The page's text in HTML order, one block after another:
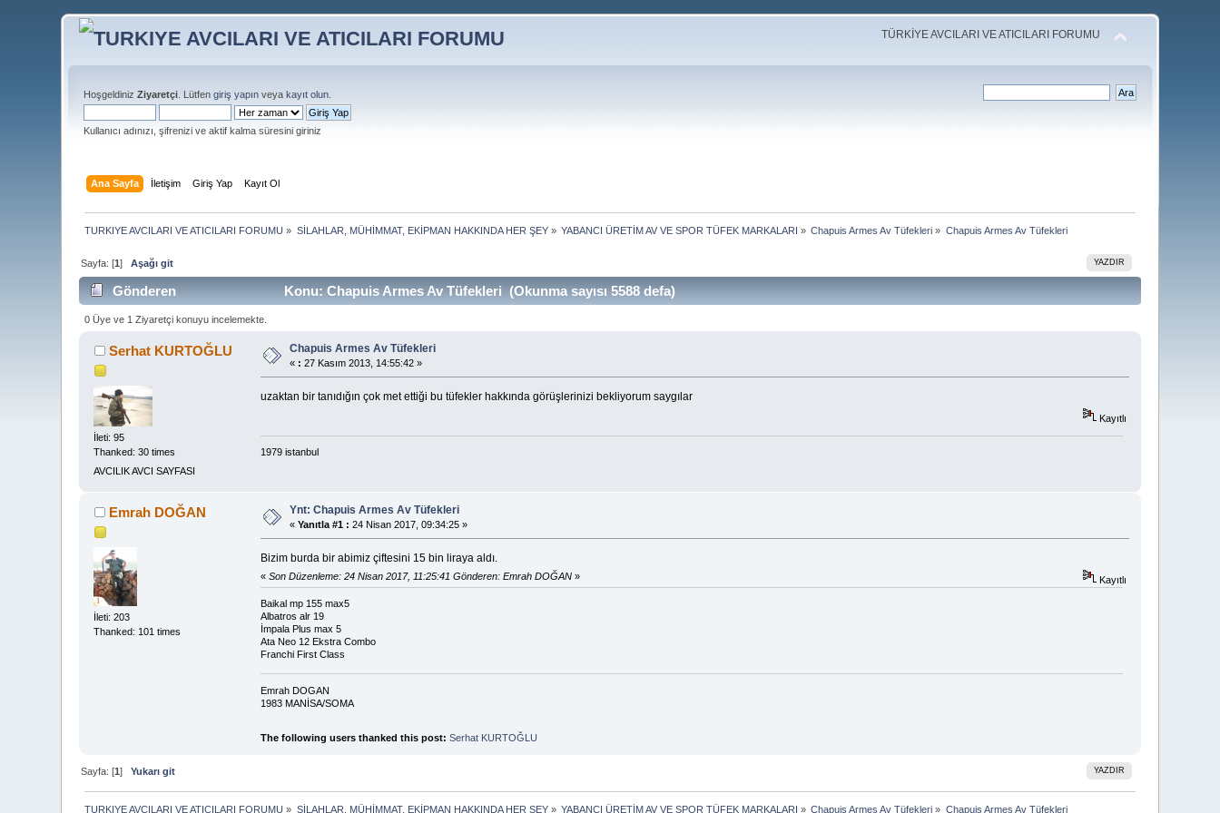
TÜRKİYE AVCILARI VE ATICILARI FORUMU
HoşgeldinizZiyaretçi . Lütfengiriş yapın veyakayıt olun
Kullanıcı adınızı, şifrenizi ve aktif kalma süresini giriniz
Ana Sayfa İletişim Giriş Yap Kayıt Ol
TURKIYE AVCILARI VE ATICILARI FORUMU » SİLAHLAR, MÜHİMMAT, EKİPMAN HAKKINDA HER ŞEY» YABANCI ÜRETİM AV VE SPOR TÜFEK MARKALARI » Chapuis Armes Av Tüfekleri » Chapuis Armes Av Tüfekleri
YAZDIR
Sayfa: [1]Aşağı git
Gönderen Konu: Chapuis Armes Av Tüfekleri (Okunma sayısı 5588 defa)
0 Üye ve 1 Ziyaretçi konuyu incelemekte.
Serhat KURTOĞLU
İleti: 95
Thanked: 30 times
AVCILIK AVCI SAYFASI
Chapuis Armes Av Tüfekleri
« : 27 Kasım 2013, 14:55:42 »
uzaktan bir tanıdığın çok met ettiği bu tüfekler hakkında görüşlerinizi bekliyorum saygılar
Kayıtlı
1979 istanbul
Emrah DOĞAN
İleti: 203
Thanked: 101 times
Ynt: Chapuis Armes Av Tüfekleri
«Yanıtla #1 : 24 Nisan 2017, 09:34:25 »
Bizim burda bir abimiz çiftesini 15 bin liraya aldı.
« Son Düzenleme: 24 Nisan 2017, 11:25:41 Gönderen: Emrah DOĞAN» Kayıtlı
Baikal mp 155 max5
Albatros alr 19
İmpala Plus max 5
Ata Neo 12 Ekstra Combo
Franchi First Class
Emrah DOGAN
1983 MANİSA/SOMA
The following users thanked this post: Serhat KURTOĞLU
YAZDIR
Sayfa: [1]Yukarı git
TURKIYE AVCILARI VE ATICILARI FORUMU » SİLAHLAR, MÜHİMMAT, EKİPMAN HAKKINDA HER ŞEY» YABANCI ÜRETİM AV VE SPOR TÜFEK MARKALARI » Chapuis Armes Av Tüfekleri » Chapuis Armes Av Tüfekleri